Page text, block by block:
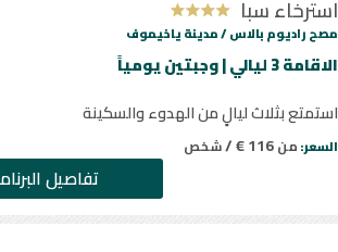
استرخاء سبا
مصح راديوم بالاس /مدينة ياخيموف
الاقامة 3 ليالي | وجبتين يومياً
استمتع بثلاث ليالٍ من الهدوء والسكينة
السعر: من116 € / شخص
تفاصيل